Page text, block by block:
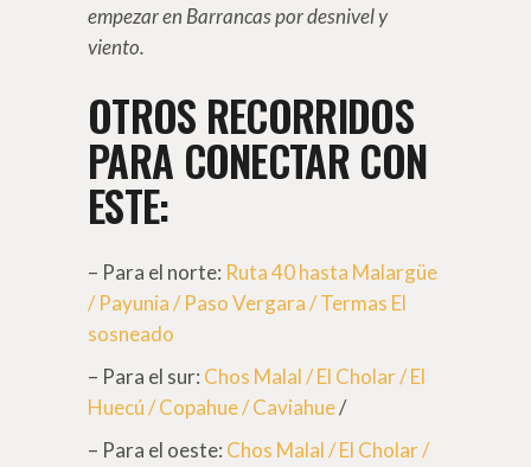
empezar en Barrancas por desnivel y
viento.
OTROS RECORRIDOS
PARA CONECTAR CON
ESTE:
– Para el norte: Ruta 40 hasta Malargüe
/ Payunia / Paso Vergara / Termas El
sosneado
– Para el sur: Chos Malal / El Cholar / El
Huecú / Copahue / Caviahue/
– Para el oeste: Chos Malal / El Cholar /